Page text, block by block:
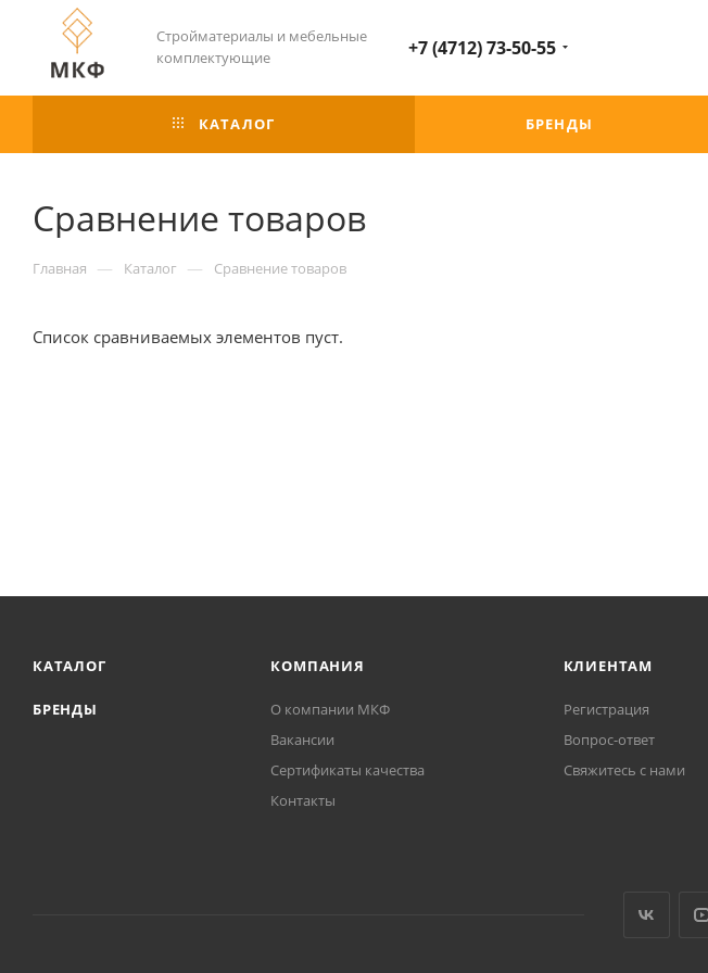
Стройматериалы и мебельные
комплектующие
+7 (4712) 73-50-55
КАТАЛОГ БРЕНДЫ
Сравнение товаров
Главная — Каталог — Сравнение товаров
Список сравниваемых элементов пуст.
КАТАЛОГ
БРЕНДЫ
КОМПАНИЯ
О компании МКФ
Вакансии
Сертификаты качества
Контакты
КЛИЕНТАМ
Регистрация
Вопрос-ответ
Свяжитесь с нами